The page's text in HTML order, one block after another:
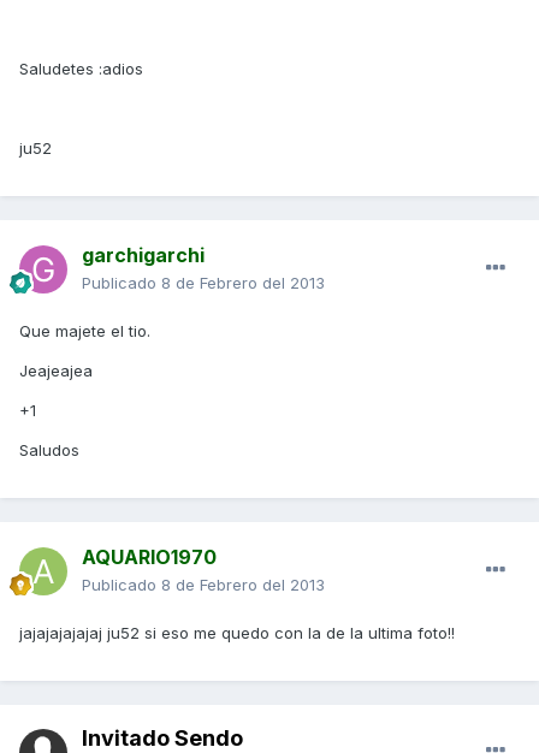
Saludetes :adios
ju52
garchigarchi
Publicado 8 de Febrero del 2013
Que majete el tio.
Jeajeajea
+1
Saludos
AQUARIO1970
Publicado 8 de Febrero del 2013
jajajajajajaj ju52 si eso me quedo con la de la ultima foto!!
Invitado Sendo